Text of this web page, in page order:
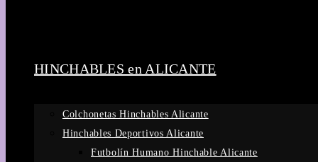
HINCHABLES en ALICANTE
Colchonetas Hinchables Alicante
Hinchables Deportivos Alicante
Futbolín Humano Hinchable Alicante